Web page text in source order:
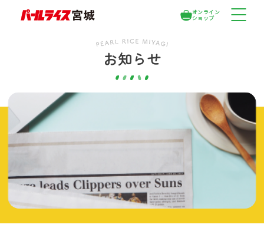
オンライン
ショップ
お知らせ